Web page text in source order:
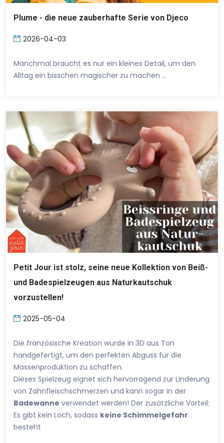
Plume - die neue zauberhafte Serie von Djeco
2026-04-03
Manchmal braucht es nur ein kleines Detail, um den
Alltag ein bisschen magischer zu machen …
Petit Jour ist stolz, seine neue Kollektion von Beiß-
und Badespielzeugen aus Naturkautschuk
vorzustellen!
2025-05-04
Die französische Kreation wurde in 3D aus Ton
handgefertigt, um den perfekten Abguss für die
Massenproduktion zu schaffen.
Dieses Spielzeug eignet sich hervorragend zur Linderung
von Zahnfleischschmerzen und kann sogar in der
Badewanne verwendet werden! Der zusätzliche Vorteil:
Es gibt kein Loch, sodass keine Schimmelgefahr
besteht